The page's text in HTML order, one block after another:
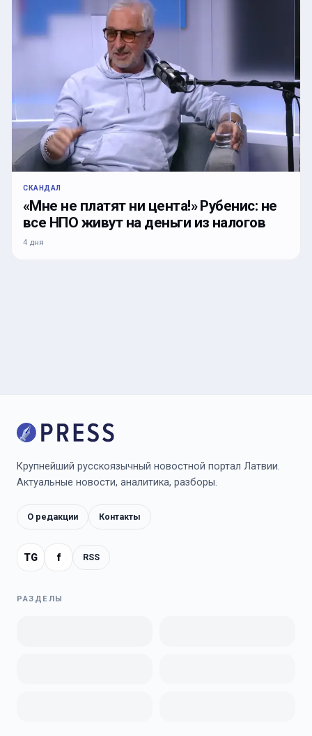
СКАНДАЛ
«Мне не платят ни цента!» Рубенис: не
все НПО живут на деньги из налогов
4 дня
Крупнейший русскоязычный новостной портал Латвии.
Актуальные новости, аналитика, разборы.
О редакции Контакты
TG f RSS
РАЗДЕЛЫ